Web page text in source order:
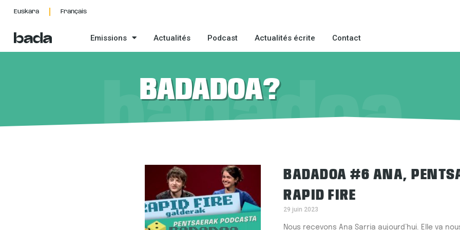
Euskara Français
Emissions Actualités Podcast Actualités écrite Contact
BADADOA?
badadoa
BADADOA #6 ANA,
RAPID FIRE
29 juin 2023
Nous recevons Ana Sarria aujourd’hui. Elle va
PagePage